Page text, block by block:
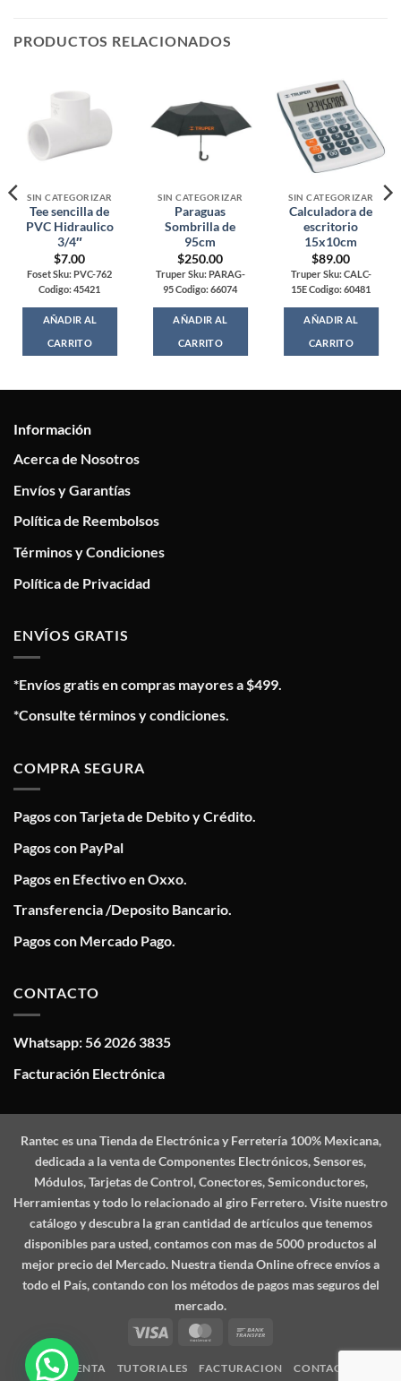
PRODUCTOS RELACIONADOS
SIN CATEGORIZAR
Tee sencilla de
PVC Hidraulico
3/4″
$7.00
Foset Sku: PVC-762
Codigo: 45421
AÑADIR AL
CARRITO
SIN CATEGORIZAR
Paraguas
Sombrilla de
95cm
$250.00
Truper Sku: PARAG-
95 Codigo: 66074
AÑADIR AL
CARRITO
SIN CATEGORIZAR
Calculadora de
escritorio
15x10cm
$89.00
Truper Sku: CALC-
15E Codigo: 60481
AÑADIR AL
CARRITO
Información
Acerca de Nosotros
Envíos y Garantías
Política de Reembolsos
Términos y Condiciones
Política de Privacidad
ENVÍOS GRATIS
*Envíos gratis en compras mayores a $499.
*Consulte términos y condiciones.
COMPRA SEGURA
Pagos con Tarjeta de Debito y Crédito.
Pagos con PayPal
Pagos en Efectivo en Oxxo.
Transferencia /Deposito Bancario.
Pagos con Mercado Pago.
CONTACTO
Whatsapp: 56 2026 3835
Facturación Electrónica
Ranteces una Tienda de Electrónica y Ferretería 100% Mexicana,
dedicada a la venta de Componentes Electrónicos, Sensores,
Módulos, Tarjetas de Control, Conectores, Semiconductores,
Herramientas y todo lo relacionado al giro Ferretero. Visite nuestro
catálogo y descubra la gran cantidad de artículos que tenemos
disponibles para usted, contamos con mas de 5000 productos al
mejor precio del Mercado. Nuestra tienda Online ofrece envíos a
todo el País, contando con los métodos de pagos mas seguros del
mercado.
Visa
MasterCard
MI CUENTA TUTORIALES FACTURACION CONTACTO